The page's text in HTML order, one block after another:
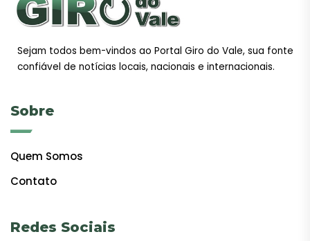
Sejam todos bem-vindos ao Portal Giro do Vale, sua fonte
confiável de notícias locais, nacionais e internacionais.
Sobre
Quem Somos
Contato
Redes Sociais